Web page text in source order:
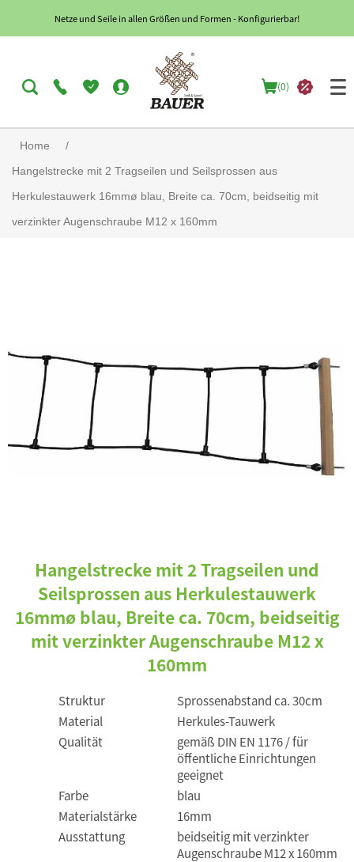
Netze und Seile in allen Größen und Formen - Konfigurierbar!
(0)
Home
/
Hangelstrecke mit 2 Tragseilen und Seilsprossen aus
Herkulestauwerk 16mmø blau, Breite ca. 70cm, beidseitig mit
verzinkter Augenschraube M12 x 160mm
Hangelstrecke mit 2 Tragseilen und
Seilsprossen aus Herkulestauwerk
16mmø blau, Breite ca. 70cm, beidseitig
mit verzinkter Augenschraube M12 x
160mm
Struktur
Sprossenabstand ca. 30cm
Material
Herkules-Tauwerk
Qualität
gemäß DIN EN 1176 / für
öffentliche Einrichtungen
geeignet
Farbe
blau
Materialstärke
16mm
Ausstattung
beidseitig mit verzinkter
Augenschraube M12 x 160mm